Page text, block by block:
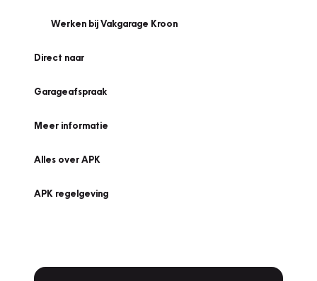
Werken bij Vakgarage Kroon
Direct naar
Garageafspraak
Meer informatie
Alles over APK
APK regelgeving